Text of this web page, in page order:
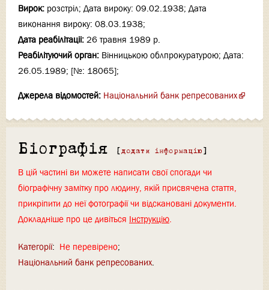
Вирок: розстріл; Дата вироку: 09.02.1938; Дата
виконання вироку: 08.03.1938;
Дата реабілітаціi: 26 травня 1989 р.
Реабілітуючий орган: Вінницькою облпрокуратурою; Дата:
26.05.1989; [№: 18065];
Джерела відомостей: Національний банк репресованих
Біографія [ додати інформацію ]
В цій частині ви можете написати свої спогади чи
біографічну замітку про людину, якій присвячена стаття,
прикріпити до неї фотографії чи відскановані документи.
Докладніше про це дивіться Інструкцію.
Категорії: Не перевірено
Національний банк репресованих